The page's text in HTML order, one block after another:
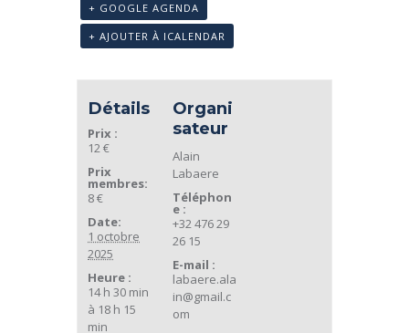
+ GOOGLE AGENDA
+ AJOUTER À ICALENDAR
Détails
Prix :
12 €
Prix
membres:
8 €
Date:
1 octobre
2025
Heure :
14 h 30 min
à 18 h 15
min
Organi
sateur
Alain
Labaere
Téléphon
e :
+32 476 29
26 15
E-mail :
labaere.ala
in@gmail.c
om